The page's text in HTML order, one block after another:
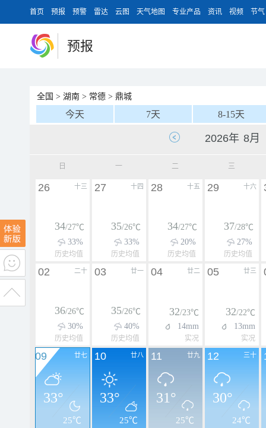
首页 预报 预警 雷达 云图 天气地图 专业产品 资讯 视频 节气
预报
全国 > 湖南 > 常德 > 鼎城
今天 7天 8-15天
日 一 二 三
十三
26
34/27℃
33%
历史均值
十四
27
35/26℃
33%
历史均值
十五
28
34/27℃
20%
历史均值
十六
29
37/28℃
27%
历史均值
二十
02
36/26℃
30%
历史均值
廿一
03
35/26℃
40%
历史均值
廿二
04
32/23℃
14mm
实况
廿三
05
32/22℃
13mm
实况
廿七
09
33°
25℃
廿八
10
33°
25℃
廿九
11
31°
25℃
三十
12
30°
24℃